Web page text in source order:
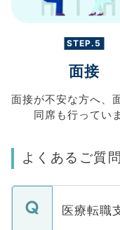
STEP.5
面接
面接が不安な方へ、
同席も行ってい
よくあるご質問
医療転職